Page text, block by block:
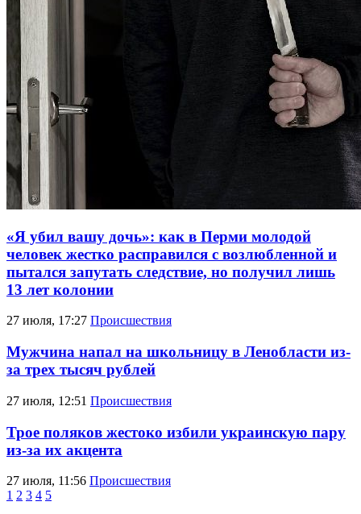
«Я убил вашу дочь»: как в Перми молодой
человек жестко расправился с возлюбленной и
пытался запутать следствие, но получил лишь
13 лет колонии
27 июля, 17:27 Происшествия
Мужчина напал на школьницу в Ленобласти из-
за трех тысяч рублей
27 июля, 12:51 Происшествия
Трое поляков жестоко избили украинскую пару
из-за их акцента
27 июля, 11:56 Происшествия
1 2 3 4 5